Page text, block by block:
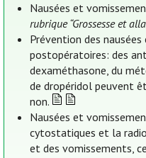
Nausées et
rubrique “Grossesse et
Prévention des
postopératoires: des
dexaméthasone, du
de dropéridol peuvent
non.
Nausées et
cytostatiques et la
et des vomissements,